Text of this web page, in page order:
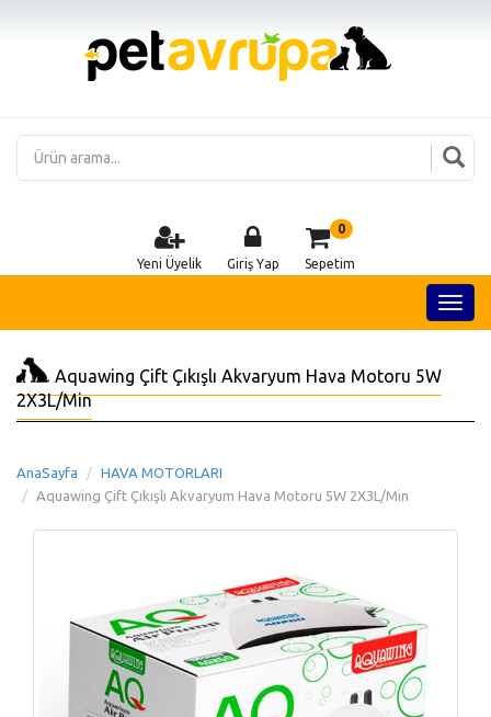
Yeni Üyelik Giriş Yap
0
Sepetim
Aquawing Çift Çıkışlı Akvaryum Hava Motoru 5W
2X3L/Min
AnaSayfa
HAVA MOTORLARI
Aquawing Çift Çıkışlı Akvaryum Hava Motoru 5W 2X3L/Min